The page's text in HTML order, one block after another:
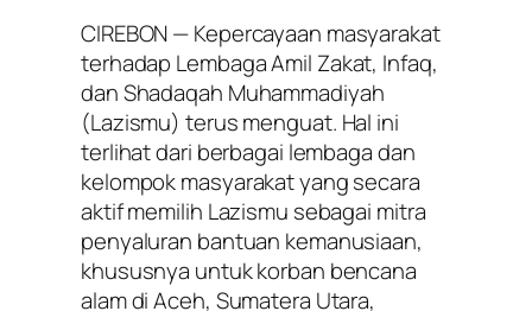
CIREBON — Kepercayaan masyarakat
terhadap Lembaga Amil Zakat, Infaq,
dan Shadaqah Muhammadiyah
(Lazismu) terus menguat. Hal ini
terlihat dari berbagai lembaga dan
kelompok masyarakat yang secara
aktif memilih Lazismu sebagai mitra
penyaluran bantuan kemanusiaan,
khususnya untuk korban bencana
alam di Aceh, Sumatera Utara,